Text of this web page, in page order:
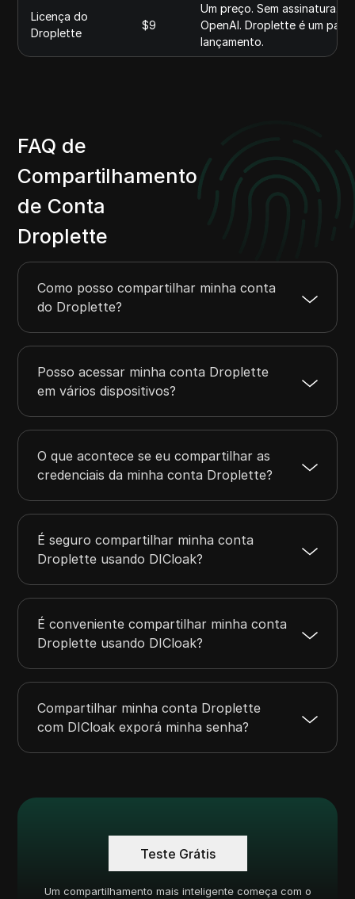
Licença do
Droplette
$9
Um preço. Sem assinatura.
OpenAI. Droplette é um
lançamento.
FAQ de
Compartilhamento
de Conta
Droplette
Como posso compartilhar minha conta
do Droplette?
Posso acessar minha conta Droplette
em vários dispositivos?
O que acontece se eu compartilhar as
credenciais da minha conta Droplette?
É seguro compartilhar minha conta
Droplette usando DICloak?
É conveniente compartilhar minha conta
Droplette usando DICloak?
Compartilhar minha conta Droplette
com DICloak exporá minha senha?
Teste Grátis
Um compartilhamento mais inteligente começa com o